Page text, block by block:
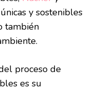
y sostenibles
también
proceso de
es su